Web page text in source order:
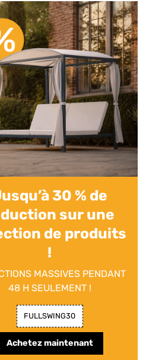
30 % de
sur une
de produits
!
MASSIVES PENDANT
48 H SEULEMENT !
FULLSWING30
Achetez maintenant